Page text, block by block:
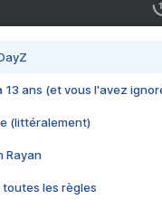
13 ans (et vous l'avez
(littéralement)
Rayan
toutes les règles